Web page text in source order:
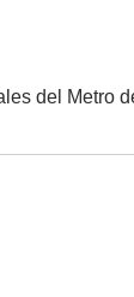
del Metro